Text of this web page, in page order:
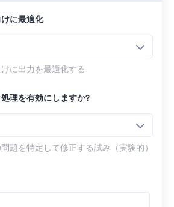
に最適化
に出力を最適化する
理を有効にしますか?
題を特定して修正する試み（実験的）